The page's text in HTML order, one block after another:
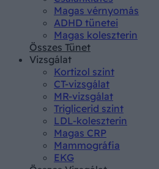
Magas vérnyomás
ADHD tünetei
Magas koleszterin
Összes Tünet
Vizsgálat
Kortizol szint
CT-vizsgálat
MR-vizsgálat
Triglicerid szint
LDL-koleszterin
Magas CRP
Mammográfia
EKG